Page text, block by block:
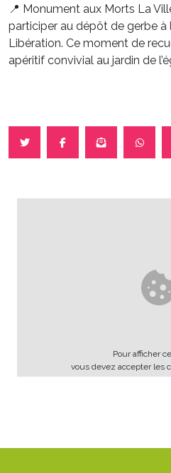
📍 Monument aux Morts La
participer au dépôt de gerbe à
Libération. Ce moment de
apéritif convivial au jardin de
Pour afficher
vous devez accepter les